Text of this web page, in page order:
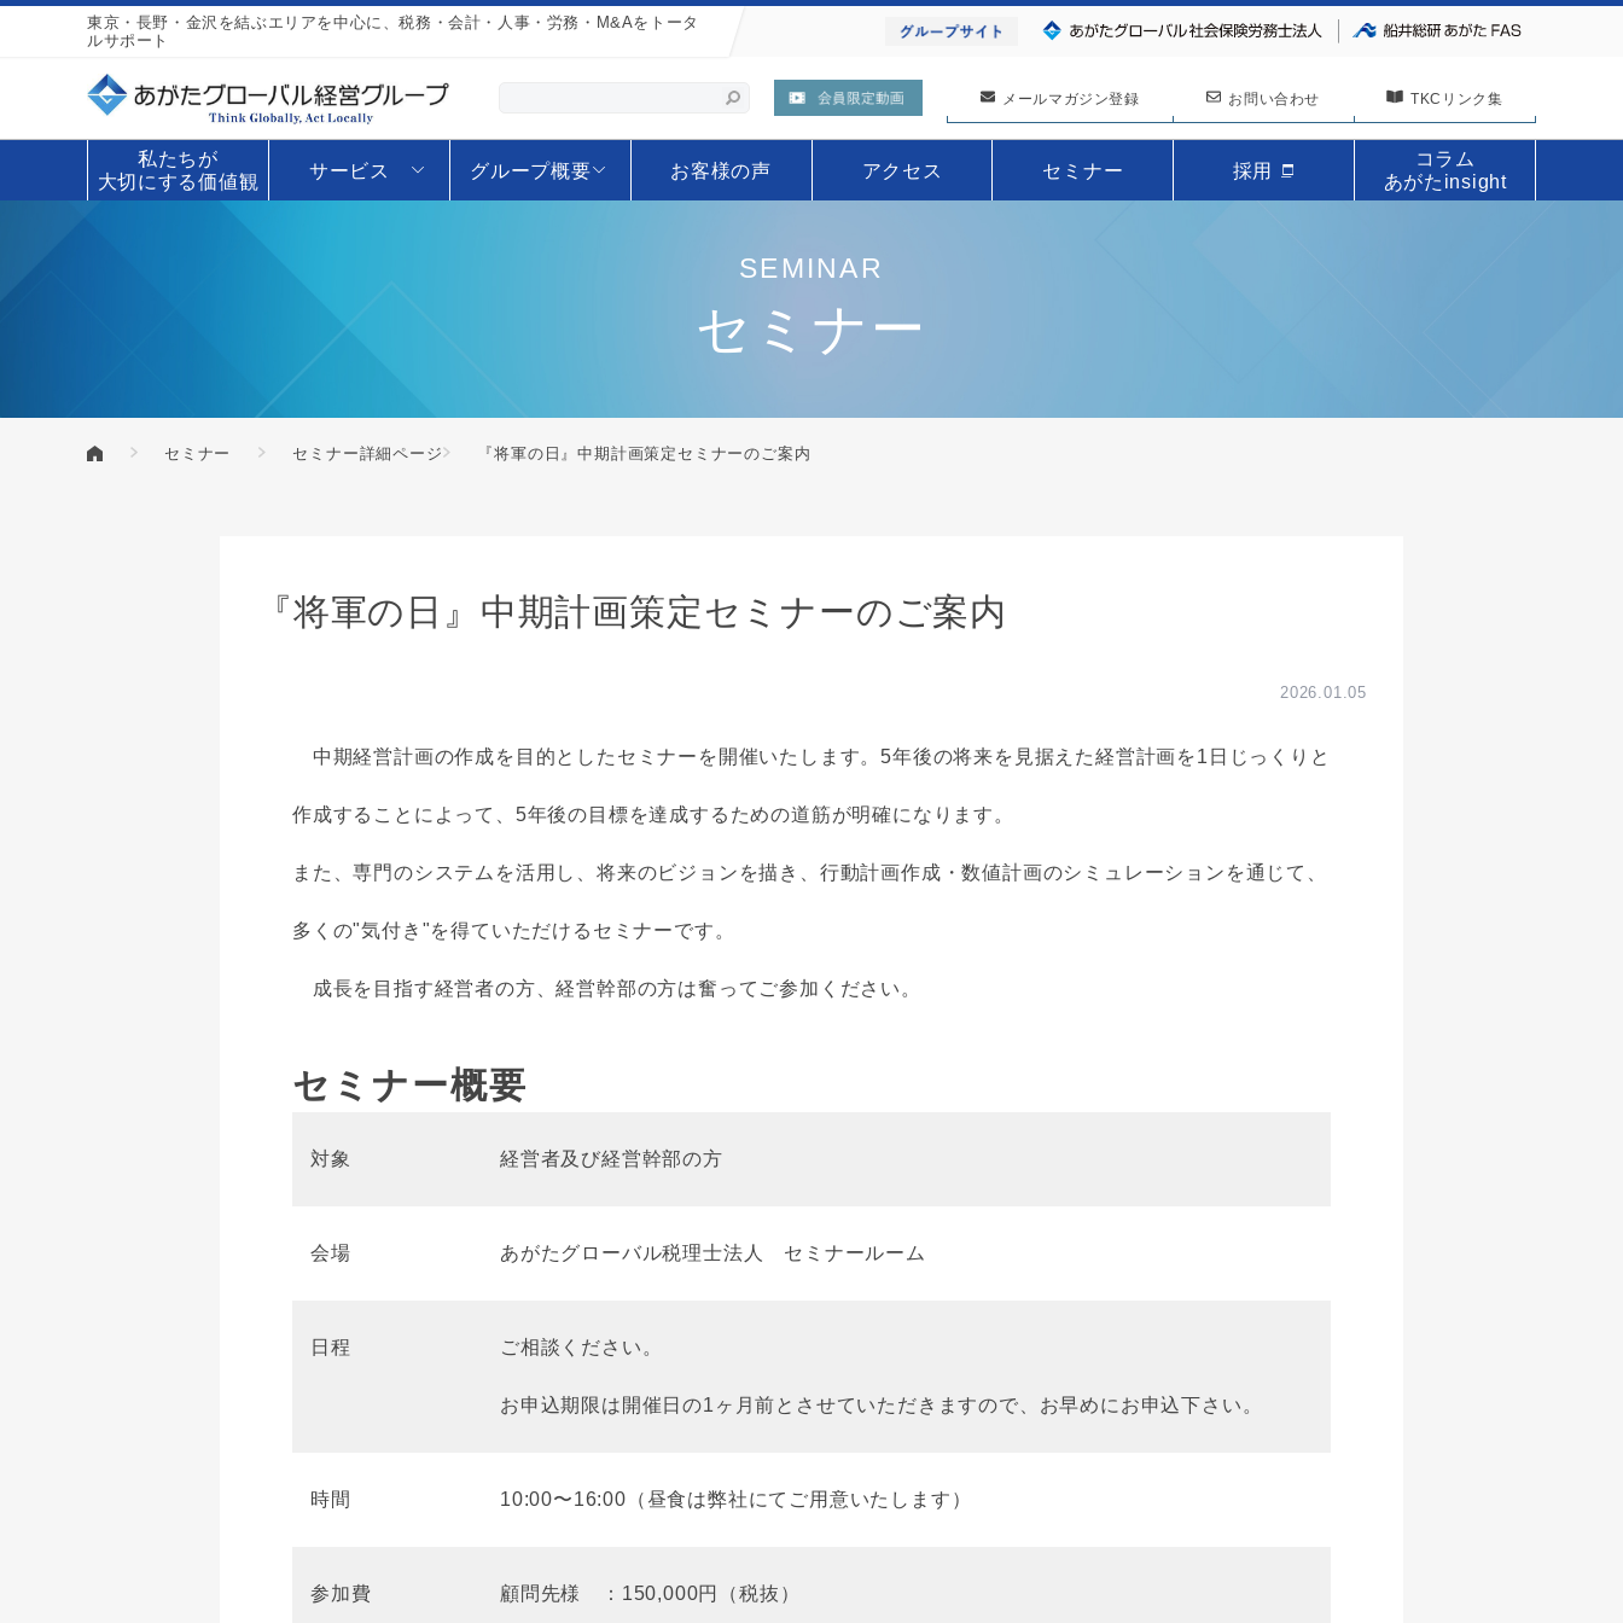
東京・長野・金沢を結ぶエリアを中心に、税務・会計・人事・労務・M&Aをトータ
ルサポート
メールマガジン登録 お問い合わせ TKCリンク集
私たちが
大切にする価値観
サービス グループ概要 お客様の声 アクセス セミナー 採用
コラム
あがたinsight
SEMINAR
セミナー
あがたグローバル経営グループ
セミナー セミナー詳細ページ 『将軍の日』中期計画策定セミナーのご案内
『将軍の日』中期計画策定セミナーのご案内
2026.01.05
中期経営計画の作成を目的としたセミナーを開催いたします。5年後の将来を見据えた経営計画を1日じっくりと
作成することによって、5年後の目標を達成するための道筋が明確になります。
また、専門のシステムを活用し、将来のビジョンを描き、行動計画作成・数値計画のシミュレーションを通じて、
多くの"気付き"を得ていただけるセミナーです。
成長を目指す経営者の方、経営幹部の方は奮ってご参加ください。
セミナー概要
対象 経営者及び経営幹部の方
会場 あがたグローバル税理士法人 セミナールーム
日程 ご相談ください。
お申込期限は開催日の1ヶ月前とさせていただきますので、お早めにお申込下さい。
時間 10:00〜16:00（昼食は弊社にてご用意いたします）
参加費 顧問先様 ：150,000円（税抜）